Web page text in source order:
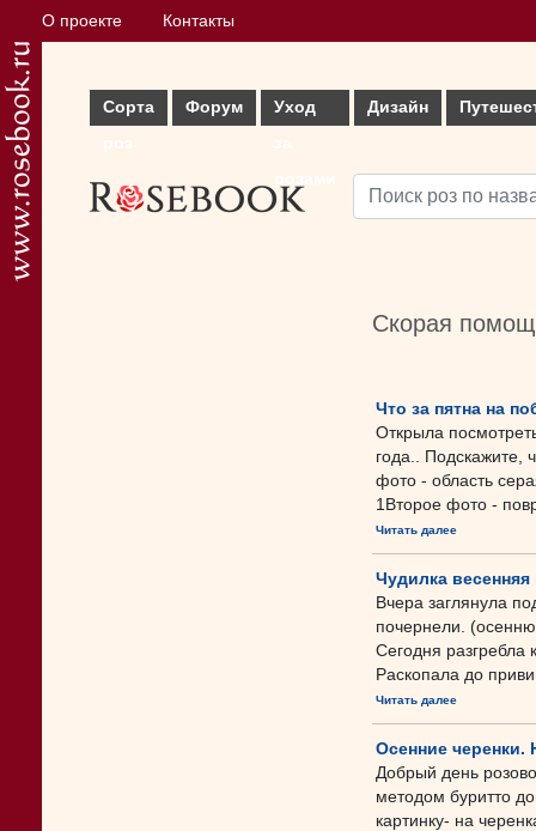
О проекте Контакты
Сорта
Форум
Уход
Дизайн
Скорая
Что за пятна на
Открыла
года.. Подскажите,
фото - область
1Второе фото -
Читать далее
Чудилка весенняя
Вчера заглянула
почернели.
Сегодня разгребла
Раскопала до
Читать далее
Осенние черенки.
Добрый день
методом буритто
картинку- на